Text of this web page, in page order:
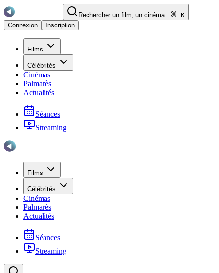
Rechercher un film, un cinéma...
K
Connexion
Inscription
Films
Célébrités
Cinémas
Palmarès
Actualités
Séances
Streaming
Films
Célébrités
Cinémas
Palmarès
Actualités
Séances
Streaming